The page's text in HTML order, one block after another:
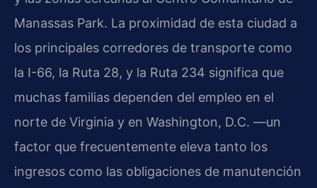
Manassas Park. La proximidad de esta ciudad a
los principales corredores de transporte como
la I-66, la Ruta 28, y la Ruta 234 significa que
muchas familias dependen del empleo en el
norte de Virginia y en Washington, D.C. —un
factor que frecuentemente eleva tanto los
ingresos como las obligaciones de manutención